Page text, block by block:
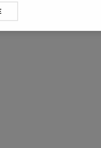
na zainstalowanie i
urządzeniu końcowym.